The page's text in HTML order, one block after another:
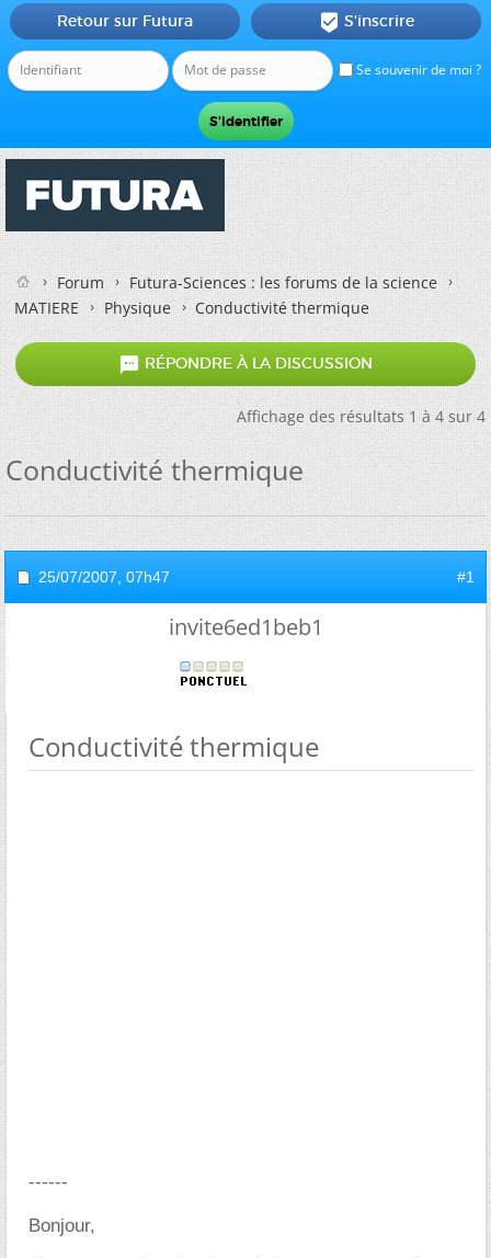
Se souvenir de moi ?
Retour sur Futura  S'inscrire
Forum
Futura-Sciences : les forums de la science
MATIERE
Physique Conductivité thermique
 RÉPONDRE À LA DISCUSSION
Affichage des résultats 1 à 4 sur 4
Conductivité thermique
25/07/2007, 07h47 #1
invite6ed1beb1
Conductivité thermique
------
Bonjour,